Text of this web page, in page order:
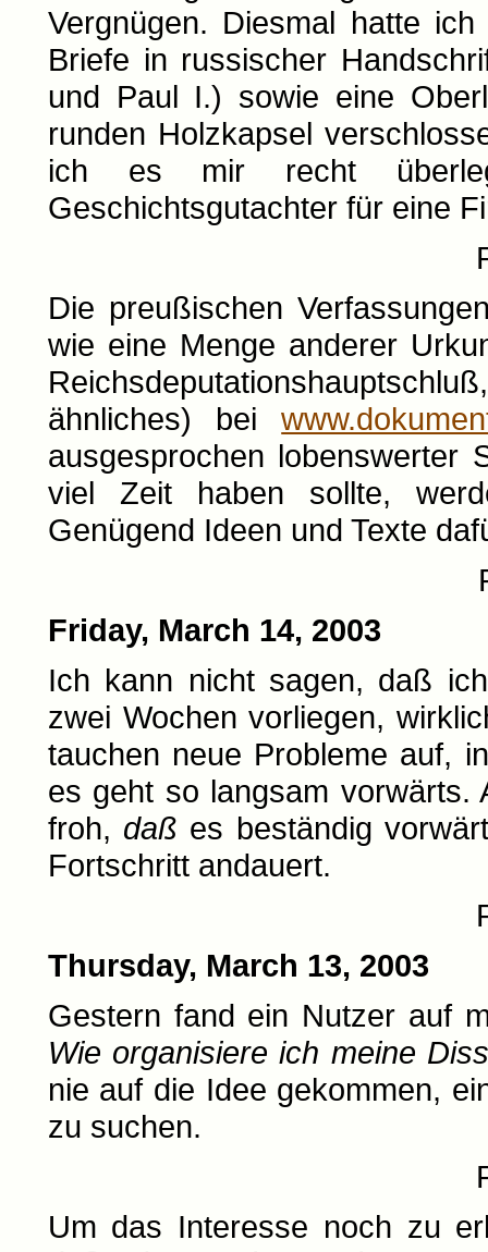
Vergnügen. Diesmal hatte
Briefe in russischer
und Paul I.) sowie eine
runden Holzkapsel
ich es mir recht
Geschichtsgutachter für eine
Die preußischen
wie eine Menge anderer
ähnliches) bei
ausgesprochen lobenswerter
viel Zeit haben sollte,
Genügend Ideen und Texte
Friday, March 14, 2003
Ich kann nicht sagen, daß
zwei Wochen vorliegen,
tauchen neue Probleme auf,
es geht so langsam vorwärts.
froh, daß es beständig
Fortschritt andauert.
Thursday, March 13, 2003
Gestern fand ein Nutzer auf
Wie organisiere ich meine
nie auf die Idee gekommen,
zu suchen.
Um das Interesse noch zu